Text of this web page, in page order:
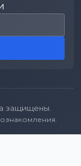
защищены.